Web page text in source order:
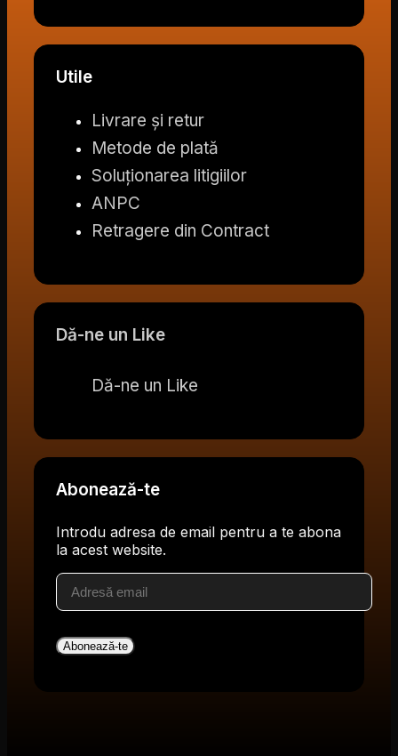
Utile
Livrare și retur
Metode de plată
Soluționarea litigiilor
ANPC
Retragere din Contract
Dă-ne un Like
Dă-ne un Like
Abonează-te
Introdu adresa de email pentru a te abona
la acest website.
Adresă
email
Abonează-te